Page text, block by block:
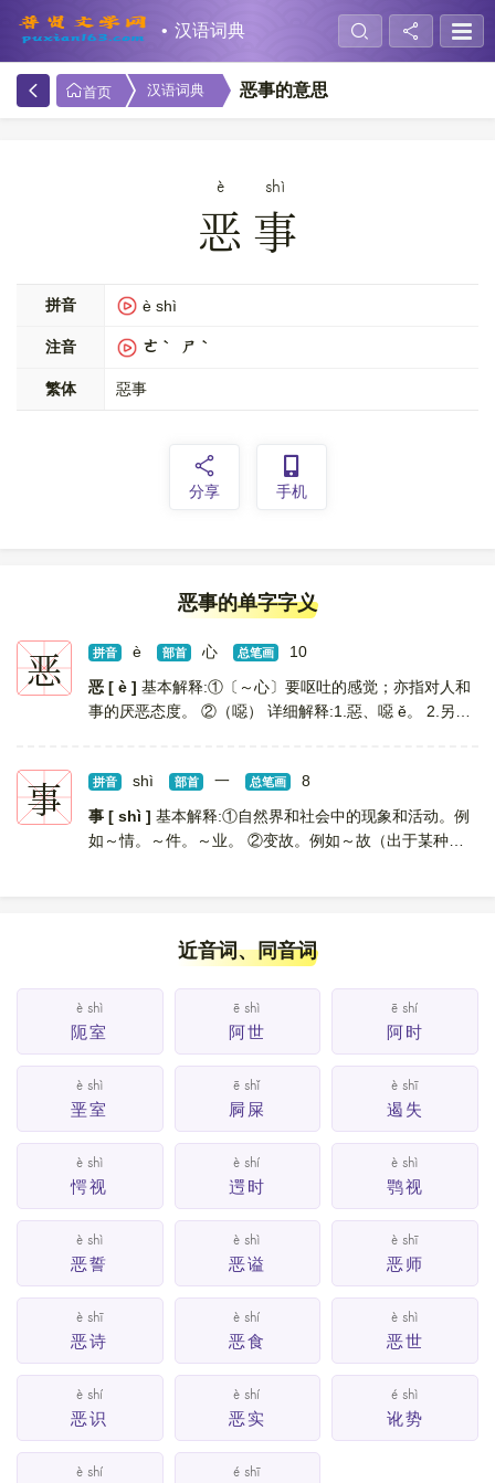
汉语词典
首页 汉语词典 恶事的意思
è shì
恶事
拼音 è shì
注音 ㄜˋ ㄕˋ
繁体 惡事
分享 手机
恶事的单字字义
恶 拼音 è 部首 心 总笔画
10
恶 [ è ] 基本解释:①〔～心〕要呕吐的感觉；亦指对人和
事的厌恶态度。 ②（噁） 详细解释:1.惡、噁 ě。 2.另见
事 拼音 shì 部首 一 总笔画
8
事 [ shì ] 基本解释:①自然界和社会中的现象和活动。例
如～情。～件。～业。 ②变故。例如～故（出于某种原
近音词、同音词
è shì
阨室
ē shì
阿世
ē shí
阿时
è shì
垩室
ē shǐ
屙屎
è shī
遏失
è shì
愕视
è shí
遌时
è shì
鹗视
è shì
恶誓
è shì
恶谥
è shī
恶师
è shī
恶诗
è shí
恶食
è shì
恶世
è shí
恶识
è shí
恶实
é shì
讹势
è shí é shī